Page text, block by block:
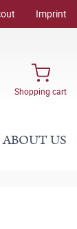
Imprint
Shopping cart
ABOUT US